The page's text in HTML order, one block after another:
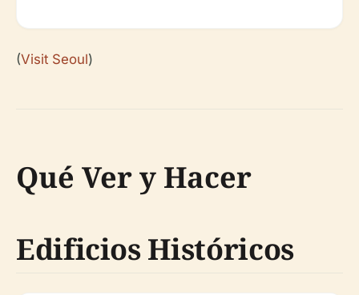
(Visit Seoul)
Qué Ver y Hacer
Edificios Históricos